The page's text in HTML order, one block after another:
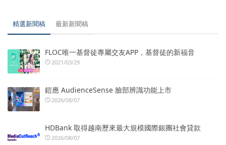
精選新聞稿 最新新聞稿
FLOC唯一基督徒專屬交友APP，基督徒的新福音
2021/03/29
鎧應 AudienceSense 臉部辨識功能上市
2026/08/07
HDBank 取得越南歷來最大規模國際銀團社會貸款
2026/08/07